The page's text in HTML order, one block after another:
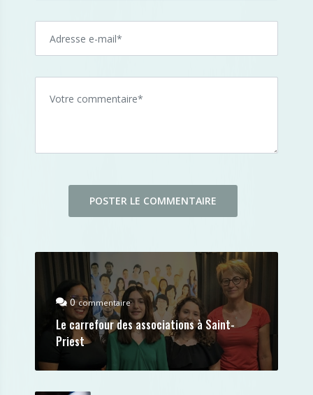
0commentaire
Le carrefour des associations à Saint-
Priest